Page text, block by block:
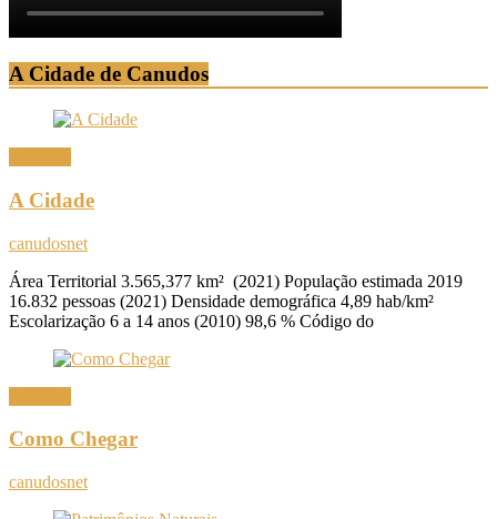
A Cidade de Canudos
A Cidade
canudosnet
Área Territorial 3.565,377 km² (2021) População estimada 2019
16.832 pessoas (2021) Densidade demográfica 4,89 hab/km²
Escolarização 6 a 14 anos (2010) 98,6 % Código do
Como Chegar
canudosnet